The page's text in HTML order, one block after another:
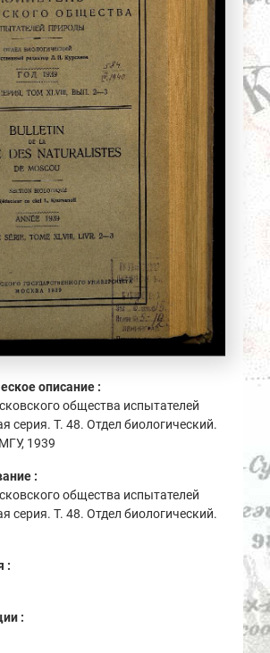
описание :
общества испытателей
серия. Т. 48. Отдел биологический.
1939
:
общества испытателей
серия. Т. 48. Отдел биологический.
:
: